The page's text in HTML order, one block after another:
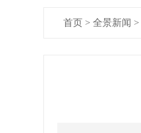
首页 > 全景新闻 >